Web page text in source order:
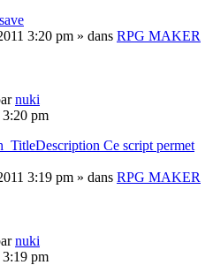
3:20 pm » dans RPG MAKER
nuki
pm
Ce script permet
3:19 pm » dans RPG MAKER
nuki
pm